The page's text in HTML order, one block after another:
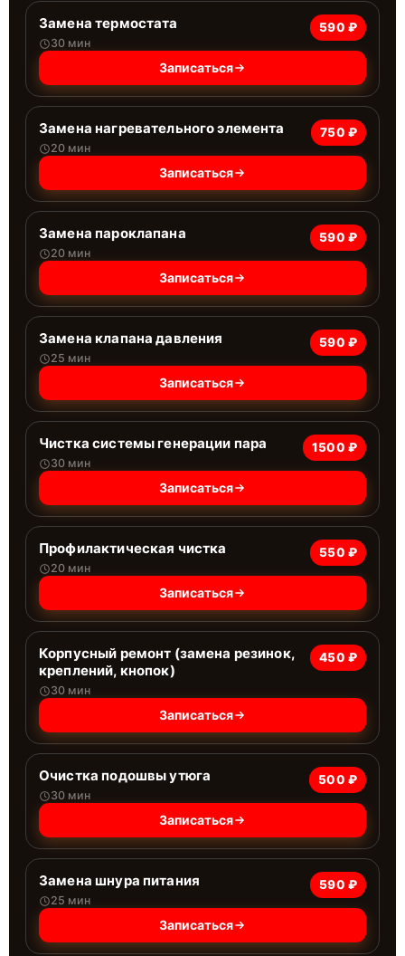
Замена термостата
30 мин
590 ₽
Записаться
Замена нагревательного элемента
20 мин
750 ₽
Записаться
Замена пароклапана
20 мин
590 ₽
Записаться
Замена клапана давления
25 мин
590 ₽
Записаться
Чистка системы генерации пара
30 мин
1500 ₽
Записаться
Профилактическая чистка
20 мин
550 ₽
Записаться
Корпусный ремонт (замена резинок,
креплений, кнопок)
30 мин
450 ₽
Записаться
Очистка подошвы утюга
30 мин
500 ₽
Записаться
Замена шнура питания
25 мин
590 ₽
Записаться